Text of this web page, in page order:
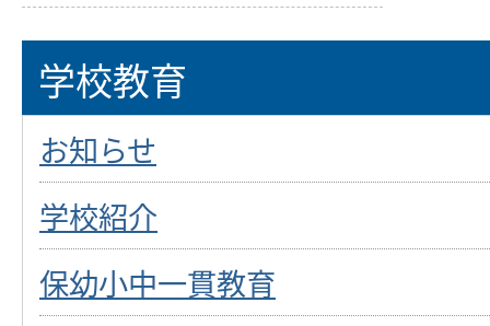
学校教育
お知らせ
学校紹介
保幼小中一貫教育